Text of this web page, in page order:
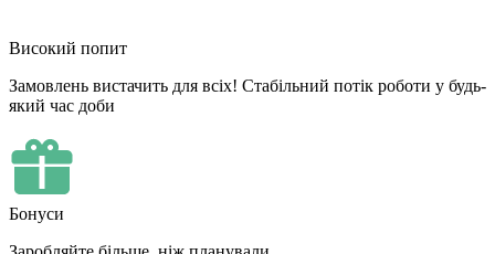
Високий попит
Замовлень вистачить для всіх! Стабільний потік роботи у будь-
який час доби
Бонуси